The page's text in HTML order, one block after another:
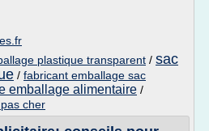
plastique transparent / sac
/ fabricant emballage sac
emballage alimentaire /
cher